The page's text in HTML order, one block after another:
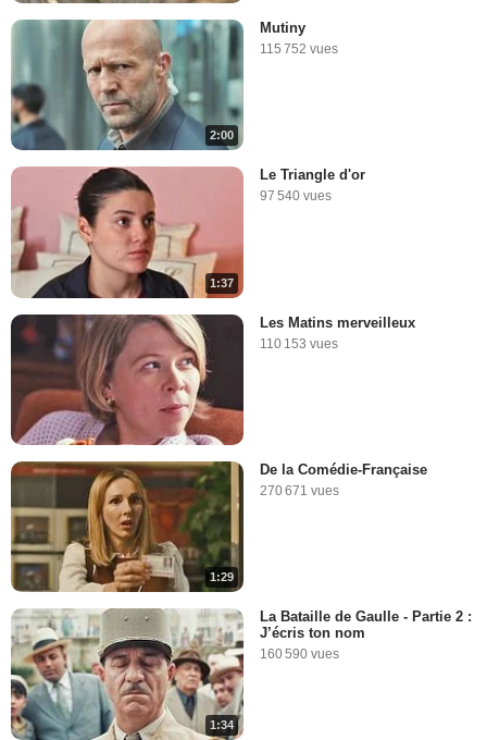
2:00
Mutiny
115 752 vues
1:37
Le Triangle d'or
97 540 vues
Les Matins merveilleux
110 153 vues
1:29
De la Comédie-Française
270 671 vues
1:34
La Bataille de Gaulle - Partie 2 :
J’écris ton nom
160 590 vues